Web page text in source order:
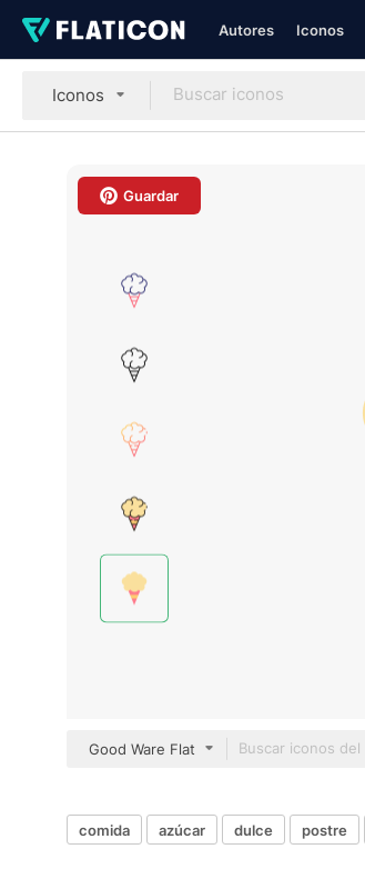
Autores Iconos
Iconos
Guardar
Good Ware Flat
comida azúcar dulce postre